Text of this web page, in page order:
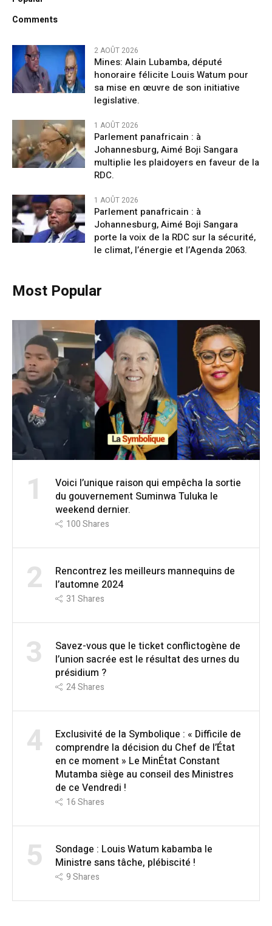
Comments
2 AOÛT 2026
Mines: Alain Lubamba, député
honoraire félicite Louis Watum pour
sa mise en œuvre de son initiative
legislative.
1 AOÛT 2026
Parlement panafricain : à
Johannesburg, Aimé Boji Sangara
multiplie les plaidoyers en faveur de la
RDC.
1 AOÛT 2026
Parlement panafricain : à
Johannesburg, Aimé Boji Sangara
porte la voix de la RDC sur la sécurité,
le climat, l’énergie et l’Agenda 2063.
Most Popular
1
Voici l’unique raison qui empêcha la sortie
du gouvernement Suminwa Tuluka le
weekend dernier.
100Shares
2
Rencontrez les meilleurs mannequins de
l’automne 2024
31 Shares
3
Savez-vous que le ticket conflictogène de
l’union sacrée est le résultat des urnes du
présidium ?
24Shares
4
Exclusivité de la Symbolique : « Difficile de
comprendre la décision du Chef de l’État
en ce moment » Le MinÉtat Constant
Mutamba siège au conseil des Ministres
de ce Vendredi !
16Shares
5
Sondage : Louis Watum kabamba le
Ministre sans tâche, plébiscité !
9Shares